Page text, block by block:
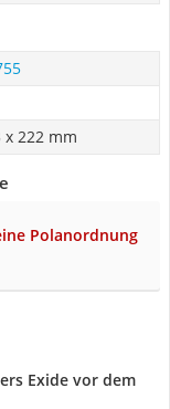
x 222 mm
Polanordnung
Exide vor dem